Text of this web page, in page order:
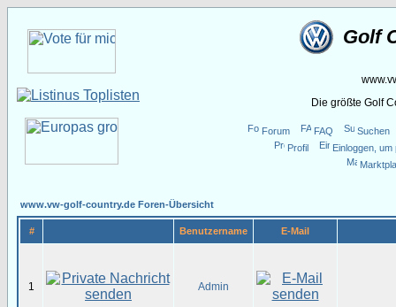
Golf
Die größte Golf
Forum FAQ
Suchen
Profil
Einloggen,
www.vw-golf-country.de Foren-Übersicht
# Benutzername E-Mail
1 Admin